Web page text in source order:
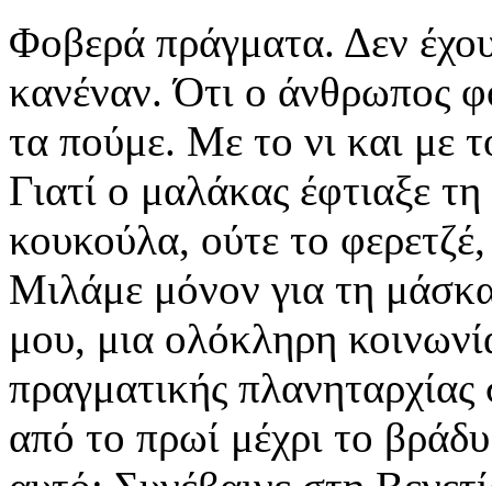
Φοβερά πράγματα. Δεν
κανέναν. Ότι ο άνθρωπος
τα πούμε. Με το νι και με
Γιατί ο μαλάκας έφτιαξε
κουκούλα, ούτε το
Μιλάμε μόνον για τη
μου, μια ολόκληρη
πραγματικής
από το πρωί μέχρι το